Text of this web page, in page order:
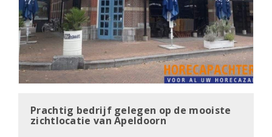
Prachtig bedrijf gelegen op de mooiste
zichtlocatie van Apeldoorn